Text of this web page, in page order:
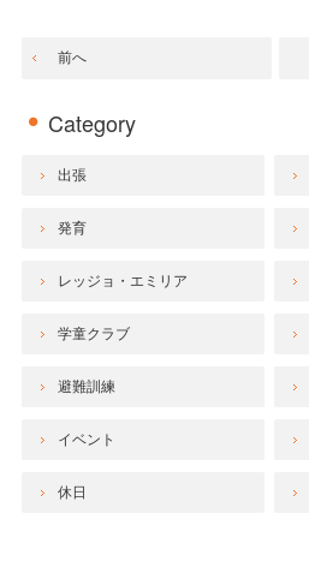
前へ
Category
出張
発育
レッジョ・エミリア
学童クラブ
避難訓練
イベント
休日